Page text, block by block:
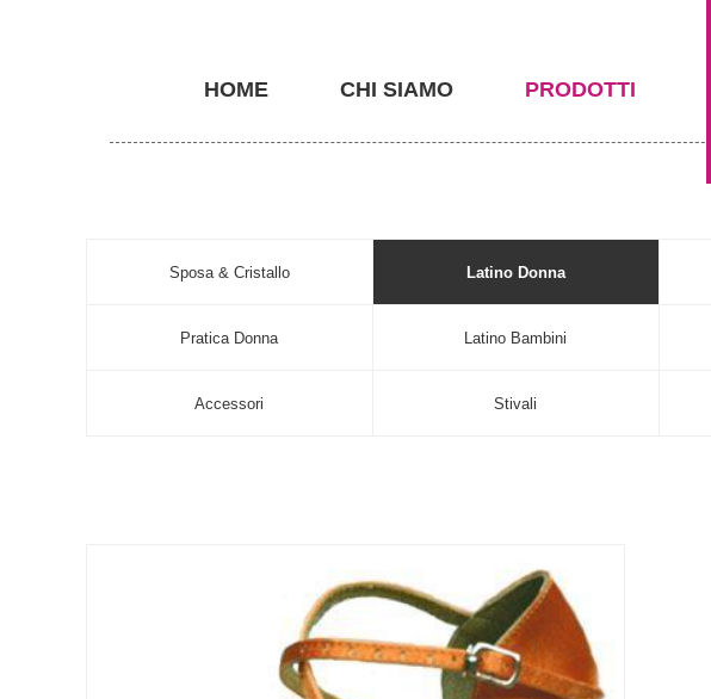
HOME CHI SIAMO PRODOTTI
Sposa & Cristallo Latino Donna
Pratica Donna Latino Bambini
Accessori Stivali